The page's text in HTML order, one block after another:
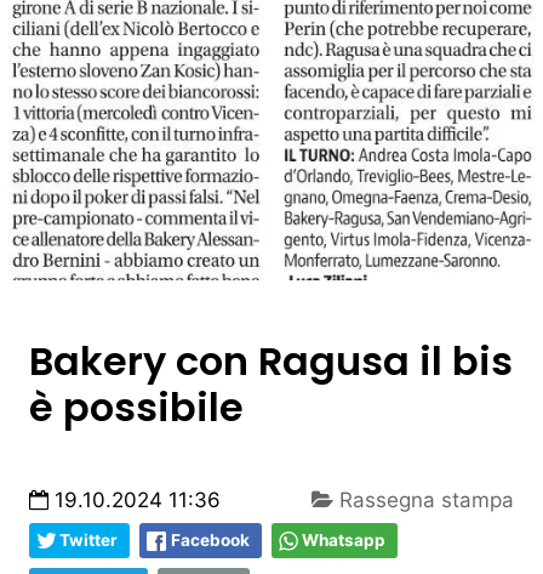
Bakery con Ragusa il bis
è possibile
19.10.2024 11:36 Rassegna stampa
Twitter Facebook Whatsapp